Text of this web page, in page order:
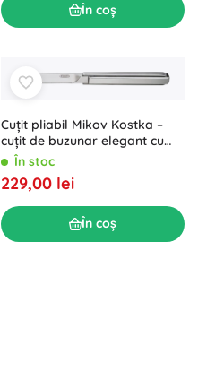
În coș
Cuțit pliabil Mikov Kostka –
cuțit de buzunar elegant cu
deschidere unică rabatabilă
În stoc
229,00 lei
În coș